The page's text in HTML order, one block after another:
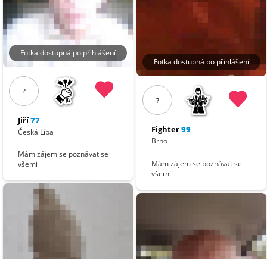
Fotka dostupná po přihlášení
?
Jiří77
Česká Lípa
Mám zájem se poznávat se
všemi
Fotka dostupná po přihlášení
?
Fighter99
Brno
Mám zájem se poznávat se
všemi